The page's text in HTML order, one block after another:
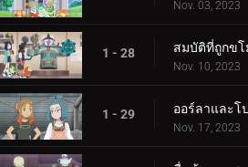
Nov. 03, 2023
1 - 28 สมบัติที่ถูกขโ
Nov. 10, 2023
1 - 29 ออร์ลาและโ
Nov. 17, 2023